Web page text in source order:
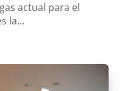
actual para el
la...